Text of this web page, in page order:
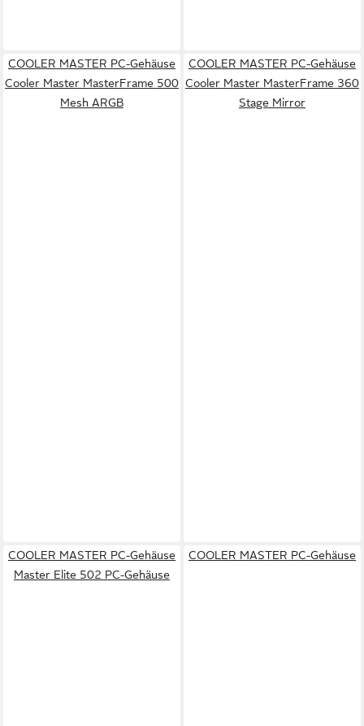
COOLER MASTER PC-Gehäuse
Cooler Master MasterFrame 500
Mesh ARGB
COOLER MASTER PC-Gehäuse
Cooler Master MasterFrame 360
Stage Mirror
COOLER MASTER PC-Gehäuse
Master Elite 502 PC-Gehäuse
COOLER MASTER PC-Gehäuse